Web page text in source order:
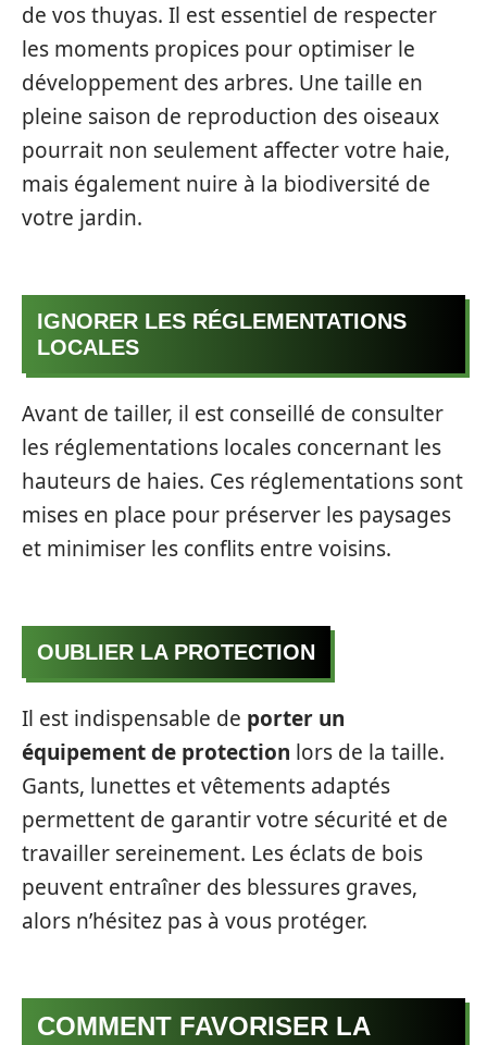
de vos thuyas. Il est essentiel de respecter
les moments propices pour optimiser le
développement des arbres. Une taille en
pleine saison de reproduction des oiseaux
pourrait non seulement affecter votre haie,
mais également nuire à la biodiversité de
votre jardin.
IGNORER LES RÉGLEMENTATIONS
LOCALES
Avant de tailler, il est conseillé de consulter
les réglementations locales concernant les
hauteurs de haies. Ces réglementations sont
mises en place pour préserver les paysages
et minimiser les conflits entre voisins.
OUBLIER LA PROTECTION
Il est indispensable de porter un
équipement de protection lors de la taille.
Gants, lunettes et vêtements adaptés
permettent de garantir votre sécurité et de
travailler sereinement. Les éclats de bois
peuvent entraîner des blessures graves,
alors n’hésitez pas à vous protéger.
COMMENT FAVORISER LA